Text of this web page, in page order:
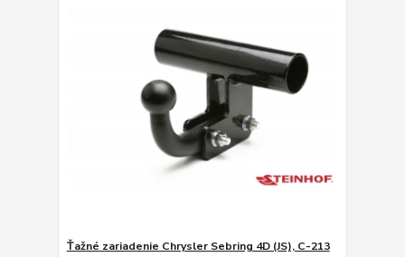
Ťažné zariadenie Chrysler Sebring 4D (JS), C-213